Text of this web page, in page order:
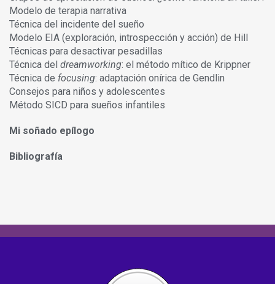
Modelo de terapia narrativa
Técnica del incidente del sueño
Modelo EIA (exploración, introspección y acción) de Hill
Técnicas para desactivar pesadillas
Técnica del dreamworking: el método mítico de Krippner
Técnica de focusing: adaptación onírica de Gendlin
Consejos para niños y adolescentes
Método SICD para sueños infantiles
Mi soñado epílogo
Bibliografía